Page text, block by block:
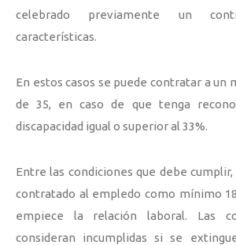
celebrado previamente un
características.
En estos casos se puede contratar a un
de 35, en caso de que tenga
discapacidad igual o superior al 33%.
Entre las condiciones que debe
contratado al empledo como mínimo
empiece la relación laboral. Las
consideran incumplidas si se